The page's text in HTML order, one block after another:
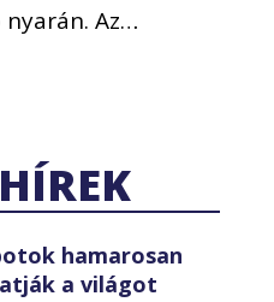
Az…
hamarosan
a világot